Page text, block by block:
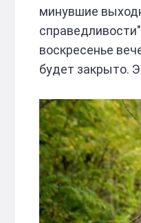
минувшие
воскресенье
будет закрыто.